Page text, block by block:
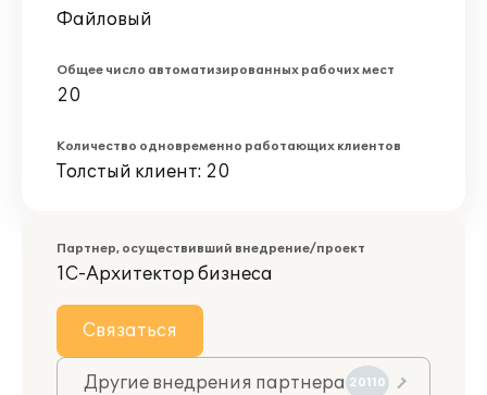
Файловый
Общее число автоматизированных рабочих мест
20
Количество одновременно работающих клиентов
Толстый клиент: 20
Партнер, осуществивший внедрение/проект
1С-Архитектор бизнеса
Связаться
Другие внедрения партнера 20110